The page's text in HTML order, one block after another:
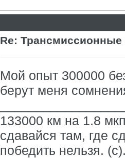
Re:
Мой опыт 300000
берут меня
133000 км на 1.8
сдавайся там, где
победить нельзя.